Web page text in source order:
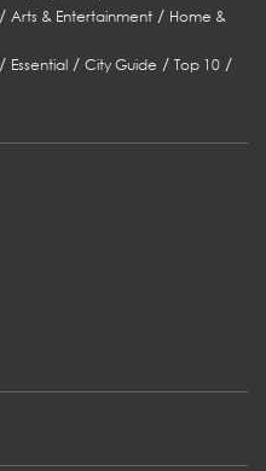
Arts & Entertainment/ Home &
/ Essential /City Guide /Top 10 /